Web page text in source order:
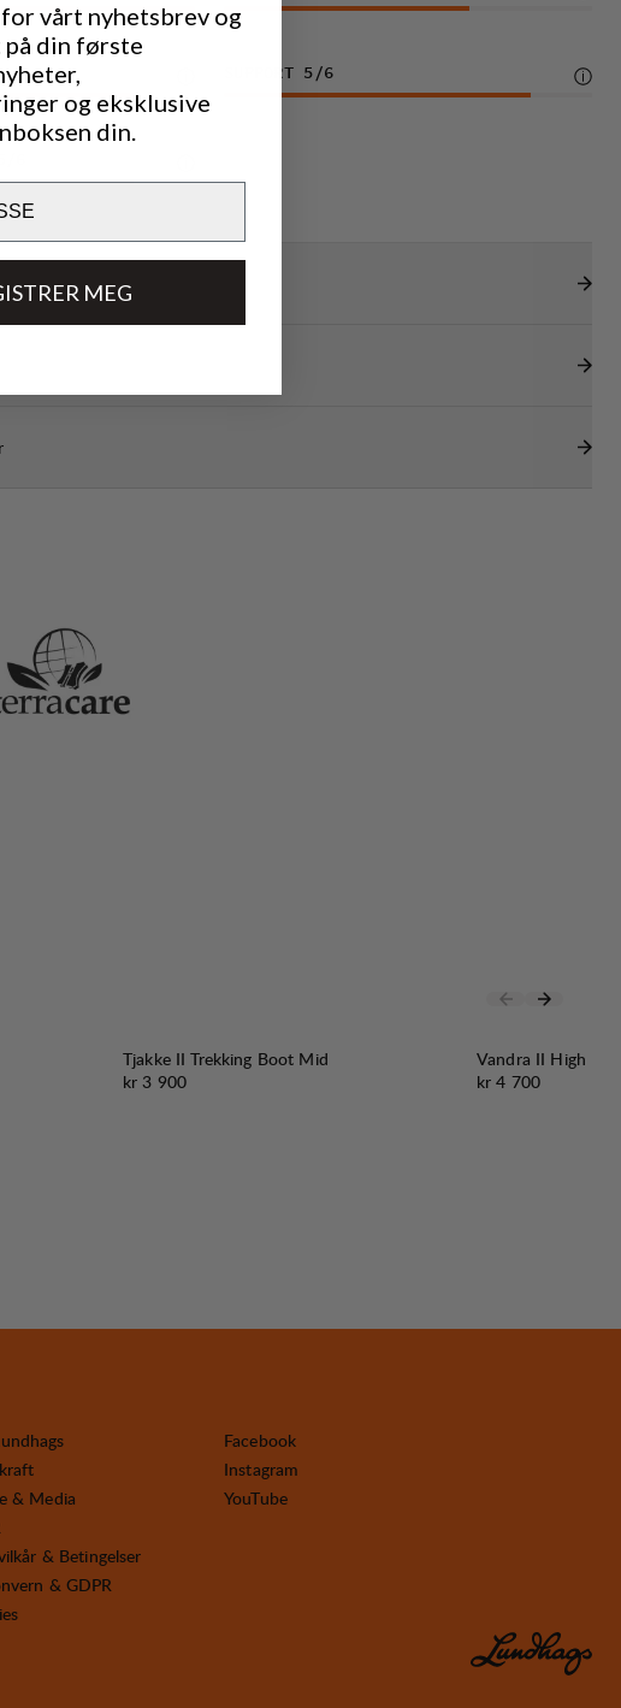
SUPPORT 5 /6
Tjakke II Trekking Boot Mid
Pris:
kr 3 900
Vandra II High
Pris:
kr 4 700
& Media
& Betingelser
& GDPR
Facebook
Instagram
YouTube
vårt nyhetsbrev og
på din første
og eksklusive
din.
MEG